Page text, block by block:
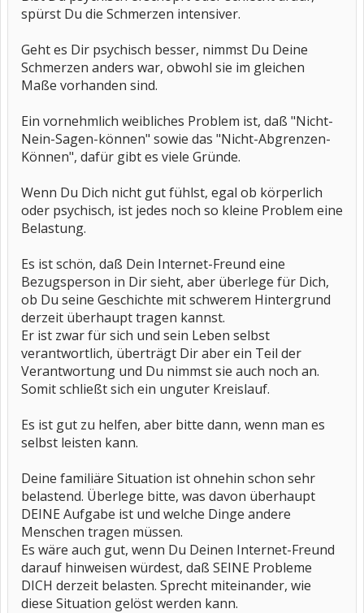
spürst Du die Schmerzen intensiver.
Geht es Dir psychisch besser, nimmst Du Deine
Schmerzen anders war, obwohl sie im gleichen
Maße vorhanden sind.
Ein vornehmlich weibliches Problem ist, daß "Nicht-
Nein-Sagen-können" sowie das "Nicht-Abgrenzen-
Können", dafür gibt es viele Gründe.
Wenn Du Dich nicht gut fühlst, egal ob körperlich
oder psychisch, ist jedes noch so kleine Problem eine
Belastung.
Es ist schön, daß Dein Internet-Freund eine
Bezugsperson in Dir sieht, aber überlege für Dich,
ob Du seine Geschichte mit schwerem Hintergrund
derzeit überhaupt tragen kannst.
Er ist zwar für sich und sein Leben selbst
verantwortlich, überträgt Dir aber ein Teil der
Verantwortung und Du nimmst sie auch noch an.
Somit schließt sich ein unguter Kreislauf.
Es ist gut zu helfen, aber bitte dann, wenn man es
selbst leisten kann.
Deine familiäre Situation ist ohnehin schon sehr
belastend. Überlege bitte, was davon überhaupt
DEINE Aufgabe ist und welche Dinge andere
Menschen tragen müssen.
Es wäre auch gut, wenn Du Deinen Internet-Freund
darauf hinweisen würdest, daß SEINE Probleme
DICH derzeit belasten. Sprecht miteinander, wie
diese Situation gelöst werden kann.